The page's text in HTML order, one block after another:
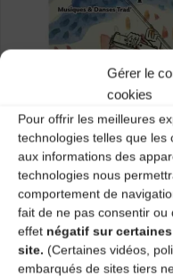
Gérer le
cookies
Pour offrir les meilleures
technologies telles que les
aux informations des
technologies nous
comportement de
fait de ne pas consentir
effet négatif sur
site. (Certaines vidéos,
embarqués de sites tiers